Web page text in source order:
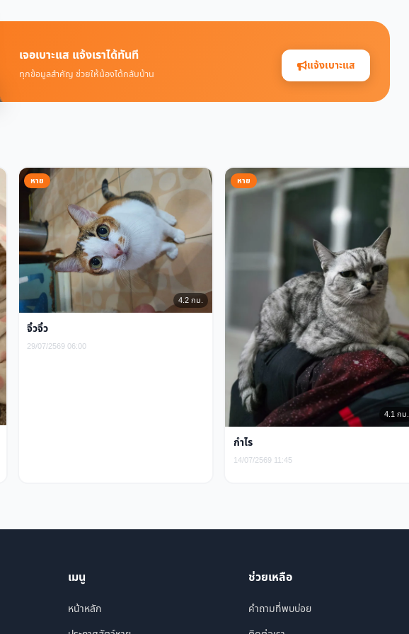
เจอเบาะแส แจ้งเราได้ทันที
ทุกข้อมูลสำคัญ ช่วยให้น้องได้กลับบ้าน
แจ้งเบาะแส
หาย
4.2 กม.
จิ๋วจิ๋ว
29/07/2569 06:00
หาย
4.1 กม.
กำไร
14/07/2569 11:45
เมนู
หน้าหลัก
ช่วยเหลือ
คำถามที่พบบ่อย